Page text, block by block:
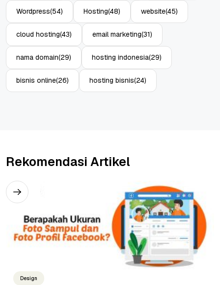
Wordpress(54) Hosting(48) website(45)
cloud hosting(43) email marketing(31)
nama domain(29) hosting indonesia(29)
bisnis online(26) hosting bisnis(24)
Rekomendasi Artikel
Design